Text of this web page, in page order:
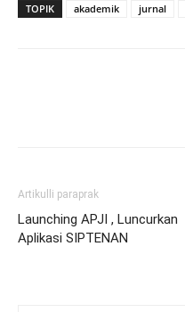
TOPIK akademik jurnal
Artikulli paraprak
Launching APJI , Luncurkan
Aplikasi SIPTENAN